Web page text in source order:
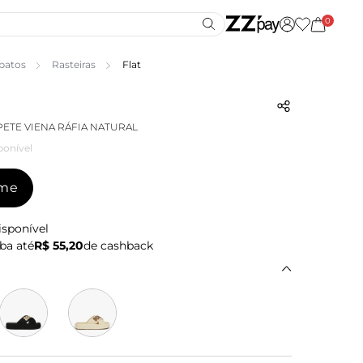
0
Rasteiras Flat
VIENA RÁFIA NATURAL
atéR$ 55,20de cashback